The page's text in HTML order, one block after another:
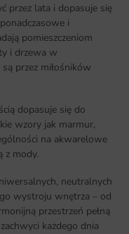
przez lata i dopasuje się
i
pomieszczeniom
i drzewa w
przez miłośników
dopasuje się do
wzory jak marmur,
na akwarelowe
z mody.
neutralnych
wystroju wnętrza – od
przestrzeń pełną
każdego dnia